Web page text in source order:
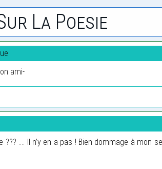
La Poesie
ami-
??? .... Il n’y en a pas ! Bien dommage à mon